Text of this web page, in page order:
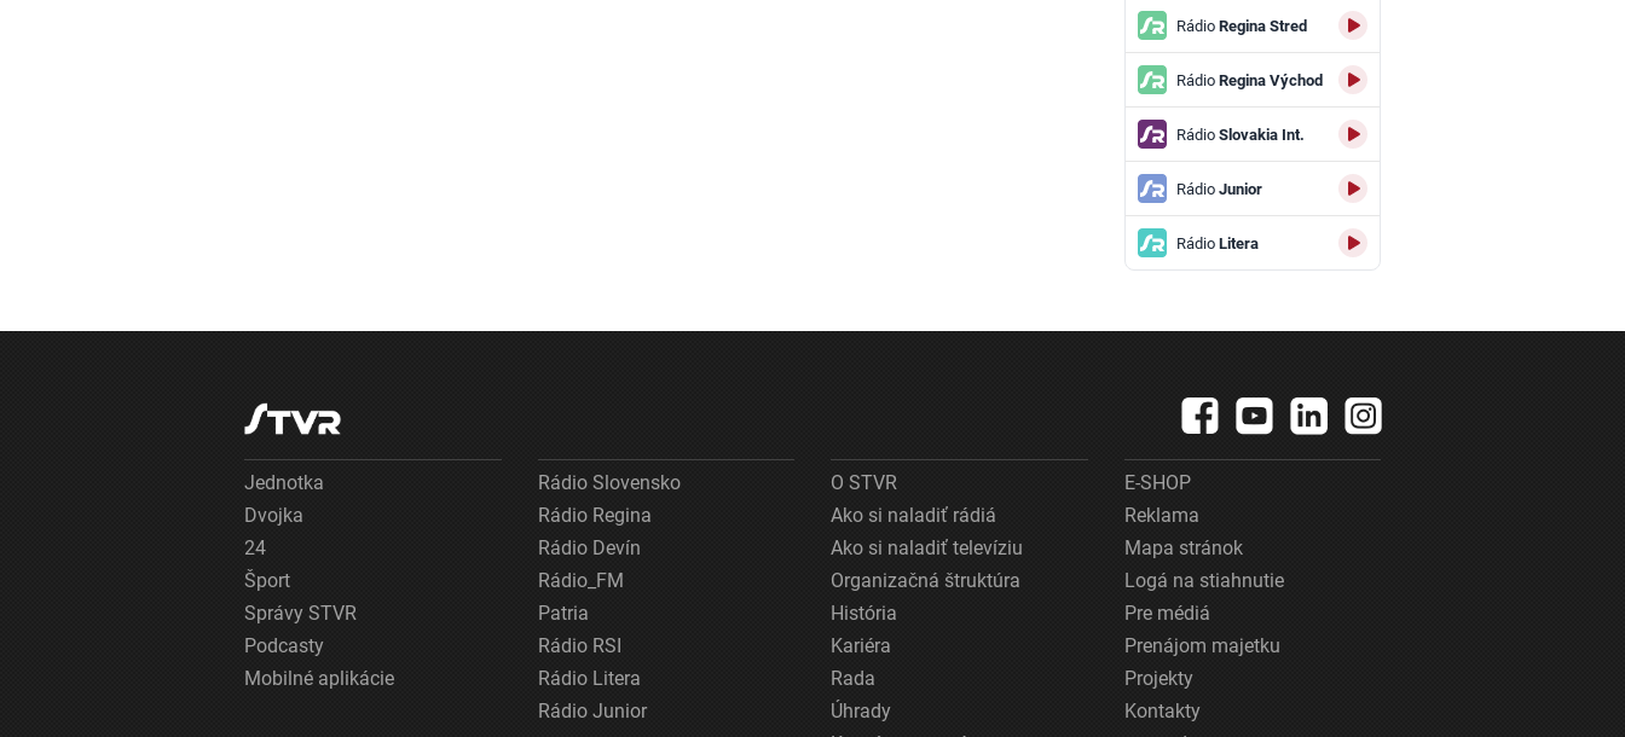
RádioRegina Stred
RádioRegina Východ
RádioSlovakia Int.
RádioJunior
RádioLitera
Jednotka
Dvojka
24
Šport
Správy STVR
Podcasty
Mobilné aplikácie
Rádio Slovensko
Rádio Regina
Rádio Devín
Rádio_FM
Patria
Rádio RSI
Rádio Litera
Rádio Junior
O STVR
Ako si naladiť rádiá
Ako si naladiť televíziu
Organizačná štruktúra
História
Kariéra
Rada
Úhrady
E-SHOP
Reklama
Mapa stránok
Logá na stiahnutie
Pre médiá
Prenájom majetku
Projekty
Kontakty